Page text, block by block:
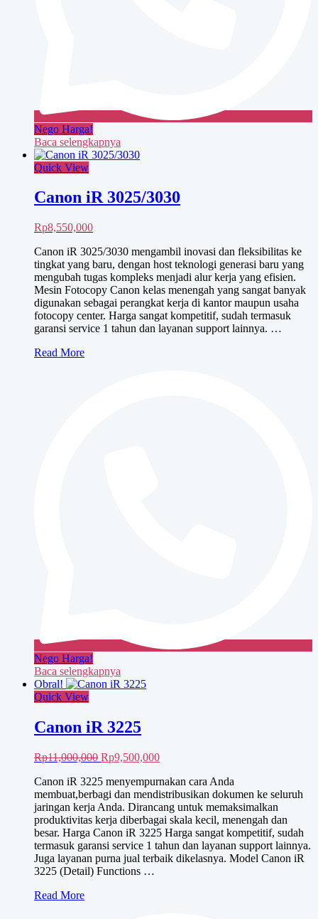
Nego Harga!
Baca selengkapnya
Quick View
Canon iR 3025/3030
Rp8,550,000
Canon iR 3025/3030 mengambil inovasi dan fleksibilitas ke
tingkat yang baru, dengan host teknologi generasi baru yang
mengubah tugas kompleks menjadi alur kerja yang efisien.
Mesin Fotocopy Canon kelas menengah yang sangat banyak
digunakan sebagai perangkat kerja di kantor maupun usaha
fotocopy center. Harga sangat kompetitif, sudah termasuk
garansi service 1 tahun dan layanan support lainnya. …
Canon
Read More
Nego Harga!
Baca selengkapnya
Obral!
Quick View
Canon iR 3225
Rp11,000,000 Harga
adalah:
Rp11,000,000.
Rp9,500,000Harga
ini
adalah:
Rp9,500,000.
Canon iR 3225 menyempurnakan cara Anda
membuat,berbagi dan mendistribusikan dokumen ke seluruh
jaringan kerja Anda. Dirancang untuk memaksimalkan
produktivitas kerja diberbagai skala kecil, menengah dan
besar. Harga Canon iR 3225 Harga sangat kompetitif, sudah
termasuk garansi service 1 tahun dan layanan support lainnya.
Juga layanan purna jual terbaik dikelasnya. Model Canon iR
3225 (Detail) Functions …
Canon
Read More